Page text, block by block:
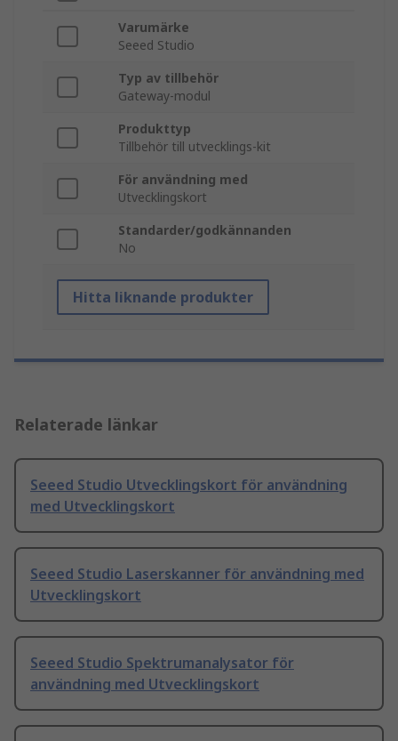
Varumärke
Seeed Studio
Typ av tillbehör
Gateway-modul
Produkttyp
Tillbehör till utvecklings-kit
För användning med
Utvecklingskort
Standarder/godkännanden
No
Hitta liknande produkter
Relaterade länkar
Seeed Studio Utvecklingskort för användning
med Utvecklingskort
Seeed Studio Laserskanner för användning med
Utvecklingskort
Seeed Studio Spektrumanalysator för
användning med Utvecklingskort